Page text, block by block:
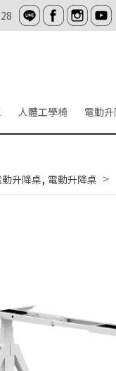
人體工學椅 電動
升降桌, 電動升降桌